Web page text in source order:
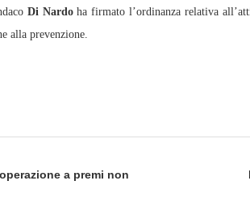
Di Nardoha firmato l’ordinanza relativa
alla prevenzione.
a premi non